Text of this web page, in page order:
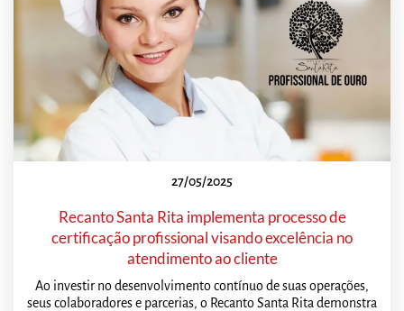
27/05/2025
Recanto Santa Rita implementa processo de
certificação profissional visando excelência no
atendimento ao cliente
Ao investir no desenvolvimento contínuo de suas operações,
seus colaboradores e parcerias, o Recanto Santa Rita demonstra